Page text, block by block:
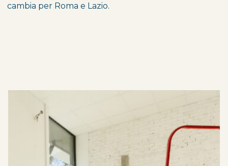
cambia per Roma e Lazio.